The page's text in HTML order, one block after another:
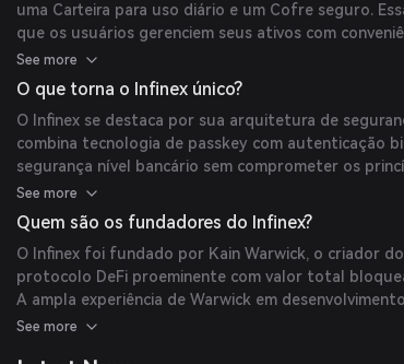
uma Carteira para uso diário e um Cofre seguro.
que os usuários gerenciem seus ativos com
garantem segurança aprimorada para grandes
utiliza tecnologia de passkey e autenticação
necessidade de frases-semente tradicionais e
dos ativos. Os usuários podem acessar mais de
cadeias suportadas, incluindo Solana, Ethereum,
Polygon e Blast.
See more
O que torna o Infinex único?
O Infinex se destaca por sua arquitetura de
combina tecnologia de passkey com autenticação
segurança nível bancário sem comprometer os
autosscustódia. Seu suporte abrangente a
os usuários interajam com vários protocolos DeFi
de forma fluida. Além disso, a abordagem focada
garante conexões profundas com os principais
proporcionando aos usuários uma plataforma
gerenciamento de ativos digitais.
See more
Quem são os fundadores do Infinex?
O Infinex foi fundado por Kain Warwick, o criador
protocolo DeFi proeminente com valor total
A ampla experiência de Warwick em
protocolos traz credibilidade substancial para a
See more